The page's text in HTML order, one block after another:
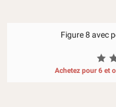
Figure 8 avec
Achetez pour 6 et